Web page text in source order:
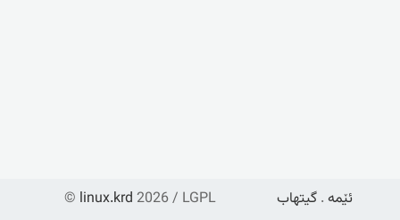
© linux.krd 2026 / LGPL ئێمە . گیتهاب